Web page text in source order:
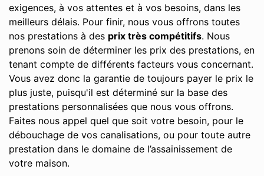
exigences, à vos attentes et à vos besoins, dans les
meilleurs délais. Pour finir, nous vous offrons toutes
nos prestations à des prix très compétitifs. Nous
prenons soin de déterminer les prix des prestations, en
tenant compte de différents facteurs vous concernant.
Vous avez donc la garantie de toujours payer le prix le
plus juste, puisqu'il est déterminé sur la base des
prestations personnalisées que nous vous offrons.
Faites nous appel quel que soit votre besoin, pour le
débouchage de vos canalisations, ou pour toute autre
prestation dans le domaine de l’assainissement de
votre maison.